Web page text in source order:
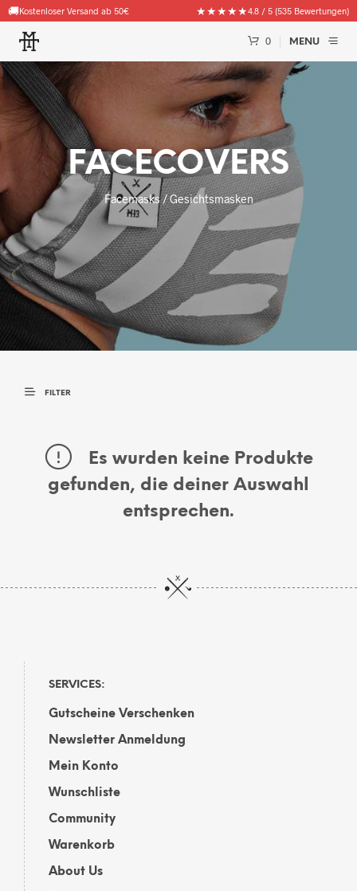
🚚Kostenloser Versand ab 50€ ★★★★★4.8 / 5 (535 Bewertungen)
0 MENU
FACECOVERS
Facemasks / Gesichtsmasken
FILTER
Es wurden keine Produkte
gefunden, die deiner Auswahl
entsprechen.
SERVICES:
Gutscheine Verschenken
Newsletter Anmeldung
Mein Konto
Wunschliste
Community
Warenkorb
About Us